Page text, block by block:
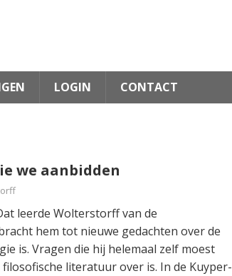
LOGIN CONTACT
we aanbidden
leerde Wolterstorff van de
hem tot nieuwe gedachten over de
is. Vragen die hij helemaal zelf moest
literatuur over is. In de Kuyper-